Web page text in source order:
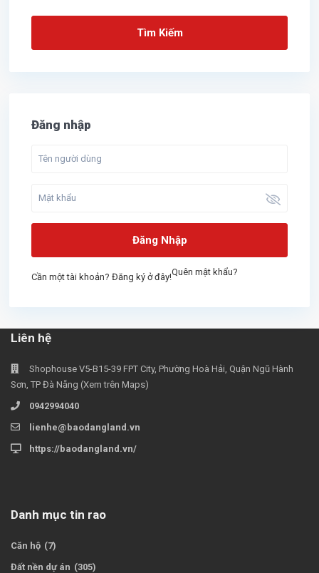
Tìm Kiếm
Đăng nhập
Đăng Nhập
Cần một tài khoản? Đăng ký ở đây!Quên mật khẩu?
Liên hệ
Shophouse V5-B15-39 FPT City, Phường Hoà Hải, Quận Ngũ Hành
Sơn, TP Đà Nẵng (Xem trên Maps)
0942994040
lienhe@baodangland.vn
https://baodangland.vn/
Danh mục tin rao
Căn hộ (7)
Đất nền dự án (305)